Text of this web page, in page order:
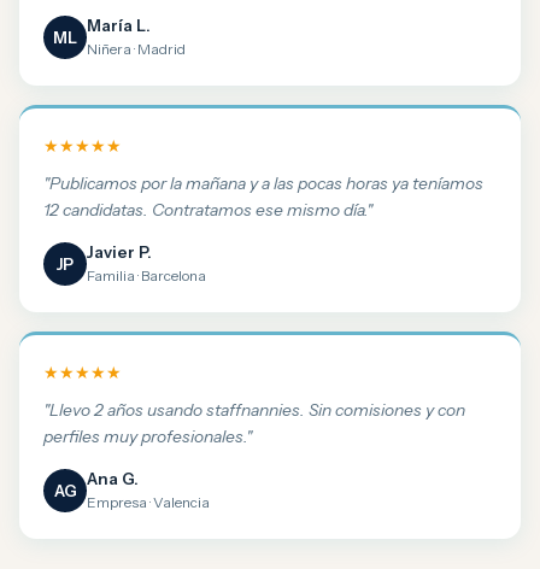
ML
María L.
Niñera · Madrid
★★★★★
"Publicamos por la mañana y a las pocas horas ya teníamos
12 candidatas. Contratamos ese mismo día."
JP
Javier P.
Familia · Barcelona
★★★★★
"Llevo 2 años usando staffnannies. Sin comisiones y con
perfiles muy profesionales."
AG
Ana G.
Empresa · Valencia